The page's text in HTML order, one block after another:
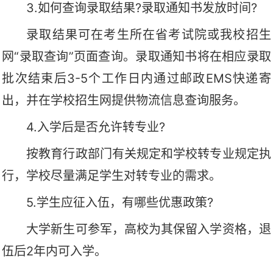
3.如何查询录取结果?录取通知书发放时间?
录取结果可在考生所在省考试院或我校招生
网“录取查询”页面查询。录取通知书将在相应录取
批次结束后3-5个工作日内通过邮政EMS快递寄
出，并在学校招生网提供物流信息查询服务。
4.入学后是否允许转专业?
按教育行政部门有关规定和学校转专业规定执
行，学校尽量满足学生对转专业的需求。
5.学生应征入伍，有哪些优惠政策?
大学新生可参军，高校为其保留入学资格，退
伍后2年内可入学。